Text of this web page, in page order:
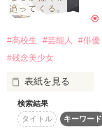
詳しく検索
タイトル
ジャンル
#高校生 #芸能人 #俳優
#残念美少女
表紙を見る
検索結果
タイトル
キーワード